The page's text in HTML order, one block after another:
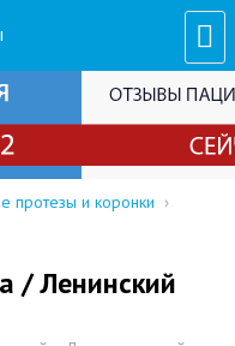
протезы и коронки ›
/ Ленинский